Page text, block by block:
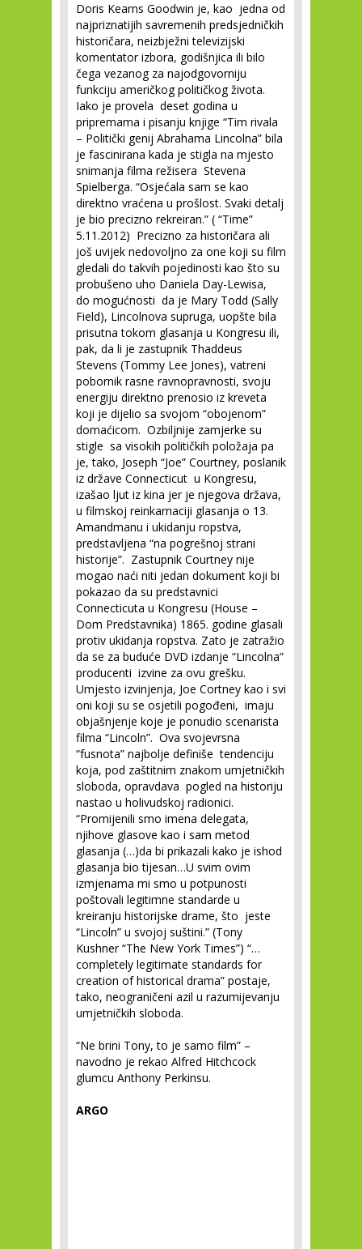
Doris Kearns Goodwin je, kao jedna od
najpriznatijih savremenih predsjedničkih
historičara, neizbježni televizijski
komentator izbora, godišnjica ili bilo
čega vezanog za najodgovorniju
funkciju američkog političkog života.
Iako je provela deset godina u
pripremama i pisanju knjige “Tim rivala
– Politički genij Abrahama Lincolna” bila
je fascinirana kada je stigla na mjesto
snimanja filma režisera Stevena
Spielberga. “Osjećala sam se kao
direktno vraćena u prošlost. Svaki detalj
je bio precizno rekreiran.” ( “Time”
5.11.2012) Precizno za historičara ali
još uvijek nedovoljno za one koji su film
gledali do takvih pojedinosti kao što su
probušeno uho Daniela Day-Lewisa,
do mogućnosti da je Mary Todd (Sally
Field), Lincolnova supruga, uopšte bila
prisutna tokom glasanja u Kongresu ili,
pak, da li je zastupnik Thaddeus
Stevens (Tommy Lee Jones), vatreni
pobornik rasne ravnopravnosti, svoju
energiju direktno prenosio iz kreveta
koji je dijelio sa svojom “obojenom”
domaćicom. Ozbiljnije zamjerke su
stigle sa visokih političkih položaja pa
je, tako, Joseph “Joe” Courtney, poslanik
iz države Connecticut u Kongresu,
izašao ljut iz kina jer je njegova država,
u filmskoj reinkarnaciji glasanja o 13.
Amandmanu i ukidanju ropstva,
predstavljena “na pogrešnoj strani
historije”. Zastupnik Courtney nije
mogao naći niti jedan dokument koji bi
pokazao da su predstavnici
Connecticuta u Kongresu (House –
Dom Predstavnika) 1865. godine glasali
protiv ukidanja ropstva. Zato je zatražio
da se za buduće DVD izdanje “Lincolna”
producenti izvine za ovu grešku.
Umjesto izvinjenja, Joe Cortney kao i svi
oni koji su se osjetili pogođeni, imaju
objašnjenje koje je ponudio scenarista
filma “Lincoln”. Ova svojevrsna
“fusnota” najbolje definiše tendenciju
koja, pod zaštitnim znakom umjetničkih
sloboda, opravdava pogled na historiju
nastao u holivudskoj radionici.
“Promijenili smo imena delegata,
njihove glasove kao i sam metod
glasanja (…)da bi prikazali kako je ishod
glasanja bio tijesan…U svim ovim
izmjenama mi smo u potpunosti
poštovali legitimne standarde u
kreiranju historijske drame, što jeste
“Lincoln” u svojoj suštini.” (Tony
Kushner “The New York Times”) “…
completely legitimate standards for
creation of historical drama” postaje,
tako, neograničeni azil u razumijevanju
umjetničkih sloboda.
“Ne brini Tony, to je samo film” –
navodno je rekao Alfred Hitchcock
glumcu Anthony Perkinsu.
ARGO